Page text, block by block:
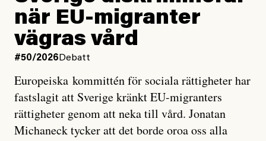
väderfenomen som uppstår när havsvattnet i delar av
Stilla havet blir ovanligt varmt. Det påverkar vädret
över stora delar av världen och under
forskare allt oftare varnat för att den här El Niñon
Det verkar vara en underdrift, menar nu Zeke
Hausfather.
när EU-migranter
vägras vård
#50/2026 Debatt
Europeiska kommittén för sociala rättigheter har
fastslagit att Sverige kränkt EU-migranters
rättigheter genom att neka till vård. Jonatan
Michaneck tycker att det borde oroa oss alla